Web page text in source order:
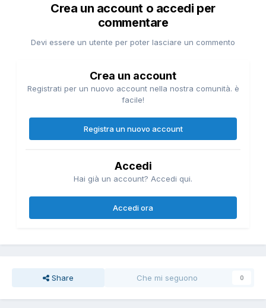
Crea un account o accedi per
commentare
Devi essere un utente per poter lasciare un commento
Crea un account
Registrati per un nuovo account nella nostra comunità. è
facile!
Registra un nuovo account
Accedi
Hai già un account? Accedi qui.
Accedi ora
Share Che mi seguono 0